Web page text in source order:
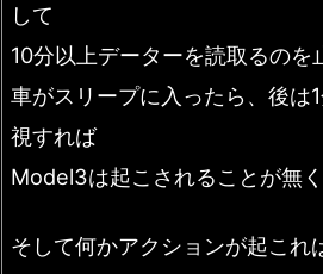
して
10分以上データーを読取るのを
車がスリープに入ったら、後は
視すれば
Model3は起こされることが無く
そして何かアクションが起これ